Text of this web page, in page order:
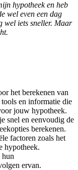
hypotheek en heb
wel even een dag
wel iets sneller. Maar
het berekenen van
en informatie die
jouw hypotheek.
snel en eenvoudig de
berekenen.
factoren zoals het
hypotheek.
ervan.